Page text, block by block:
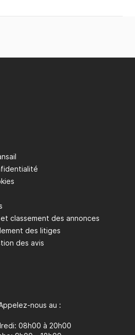
classement des annonces
des litiges
des avis
nous au :
08h00 à 20h00